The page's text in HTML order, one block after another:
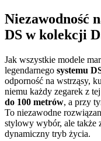
Niezawodność
DS w kolekcji
Jak wszystkie modele
legendarnego systemu
odporność na wstrząsy,
niemu każdy zegarek z
do 100 metrów, a przy
To niezawodne
stylowy wybór, ale także
dynamiczny tryb życia.